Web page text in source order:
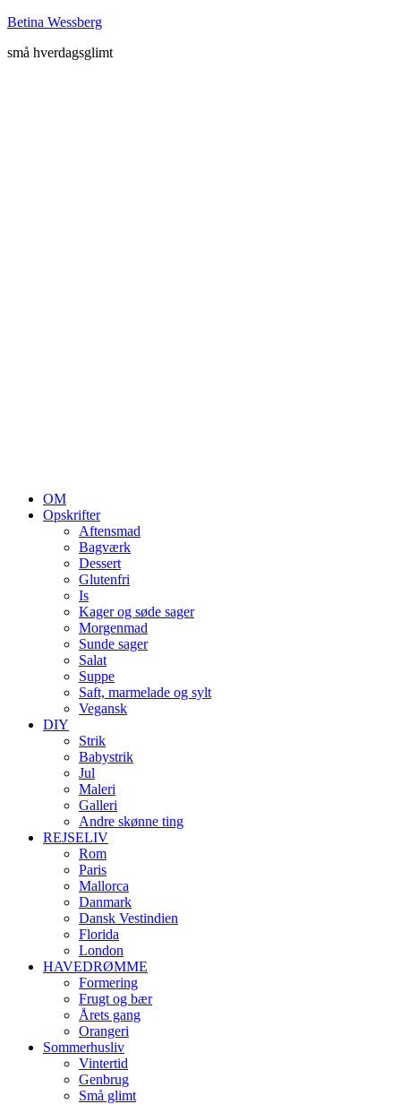
Betina Wessberg
små hverdagsglimt
OM
Opskrifter
Aftensmad
Bagværk
Dessert
Glutenfri
Is
Kager og søde sager
Morgenmad
Sunde sager
Salat
Suppe
Saft, marmelade og sylt
Vegansk
DIY
Strik
Babystrik
Jul
Maleri
Galleri
Andre skønne ting
REJSELIV
Rom
Paris
Mallorca
Danmark
Dansk Vestindien
Florida
London
HAVEDRØMME
Formering
Frugt og bær
Årets gang
Orangeri
Sommerhusliv
Vintertid
Genbrug
Små glimt